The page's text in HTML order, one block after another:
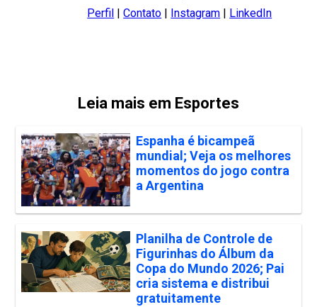
Perfil |Contato | Instagram | LinkedIn
Leia mais em Esportes
Espanha é bicampeã
mundial; Veja os melhores
momentos do jogo contra
a Argentina
Planilha de Controle de
Figurinhas do Álbum da
Copa do Mundo 2026; Pai
cria sistema e distribui
gratuitamente